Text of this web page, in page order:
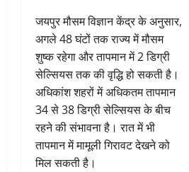
जयपुर मौसम विज्ञान केंद्र के अनुसार,
अगले 48 घंटों तक राज्य में मौसम
शुष्क रहेगा और तापमान में 2 डिग्री
सेल्सियस तक की वृद्धि हो सकती है।
अधिकांश शहरों में अधिकतम तापमान
34 से 38 डिग्री सेल्सियस के बीच
रहने की संभावना है। रात में भी
तापमान में मामूली गिरावट देखने को
मिल सकती है।